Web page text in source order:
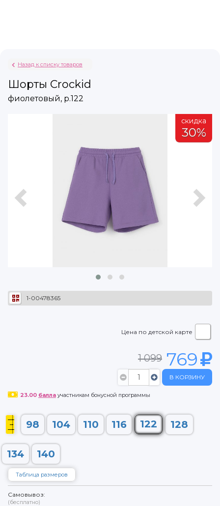
Назад к списку товаров
Шорты Crockid
фиолетовый, р.122
скидка
30%
1-00478365
Цена по детской карте
1 099 769
В КОРЗИНУ
23.00 баллаучастникам бонусной программы
98 104 110 116 122 128
134 140
Таблица размеров
Самовывоз:
(бесплатно)